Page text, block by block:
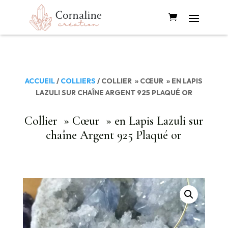
ACCUEIL/ COLLIERS / COLLIER » CŒUR » EN LAPIS
LAZULI SUR CHAÎNE ARGENT 925 PLAQUÉ OR
Collier » Cœur » en Lapis Lazuli sur
chaîne Argent 925 Plaqué or